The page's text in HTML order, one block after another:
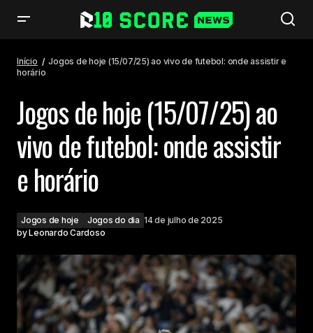
Início
Jogos de hoje (15/07/25) ao vivo de futebol: onde assistir e
horário
Jogos de hoje (15/07/25) ao
vivo de futebol: onde assistir
e horário
Jogos de hoje Jogos do dia 14 de julho de 2025
byLeonardo Cardoso